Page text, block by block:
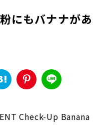
にもバナナがあ
Check-Up Banana